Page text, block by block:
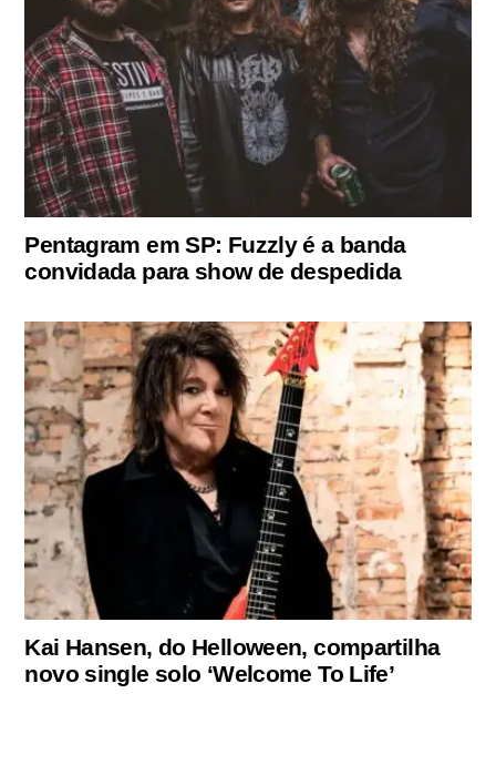
Pentagram em SP: Fuzzly é a banda
convidada para show de despedida
Kai Hansen, do Helloween, compartilha
novo single solo ‘Welcome To Life’